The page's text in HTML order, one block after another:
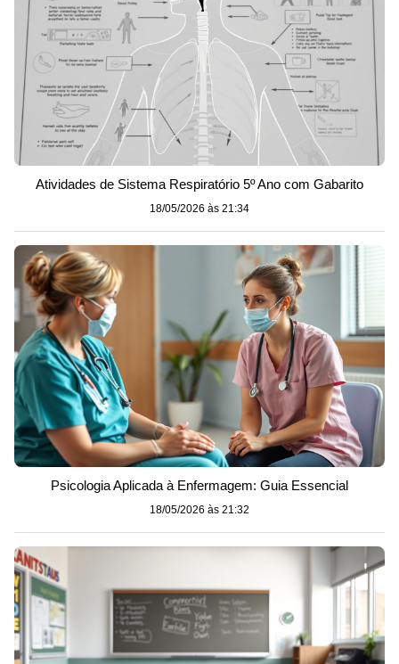
Atividades de Sistema Respiratório 5º Ano com Gabarito
18/05/2026 às 21:34
Psicologia Aplicada à Enfermagem: Guia Essencial
18/05/2026 às 21:32